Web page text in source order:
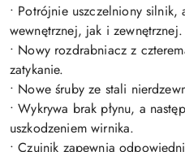
• Potrójnie uszczelniony
wewnętrznej, jak i zewnętrznej.
• Nowy rozdrabniacz z
zatykanie.
• Nowe śruby ze stali
• Wykrywa brak płynu, a
uszkodzeniem wirnika.
• Czujnik zapewnia